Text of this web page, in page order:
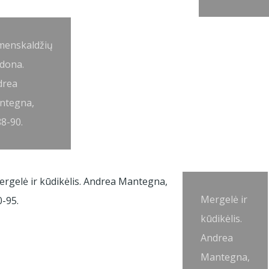
90.
Mergelė ir
kūdikėlis.
Andrea
Mantegna,